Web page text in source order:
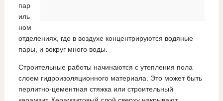
пар
иль
ном
отделениях, где в воздухе концентрируются водяные
пары, и вокруг много воды.
Строительные работы начинаются с утепления пола
слоем гидроизоляционного материала. Это может быть
перлитно-цементная стяжка или строительный